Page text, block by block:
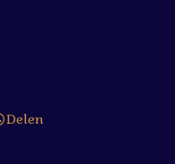
Delen